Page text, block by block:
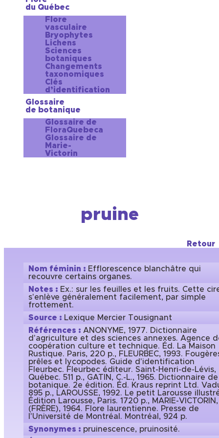
du Québec
Flore
vasculaire
Bryophytes
Lichens
Sciences
botaniques
Changements
taxonomiques
Clés
d’identification
Glossaire
de botanique
Glossaire de
FloraQuebeca
Glossaire de
Marie-
Victorin
pruine
Retour
Nom féminin : Efflorescence blanchâtre qui
recouvre certains organes.
Notes : Ex.: sur les feuilles et les fruits. Cette
s'enlève généralement facilement, par simple
frottement.
Source : Lexique Mercier Tousignant
Références : ANONYME, 1977. Dictionnaire
d'agriculture et des sciences annexes. Agence
coopération culture et technique. Éd. La Maison
Rustique. Paris, 220 p., FLEURBEC, 1993.
prêles et lycopodes. Guide d'identification
Fleurbec. Fleurbec éditeur. Saint-Henri-de-Lévis,
Québec. 511 p., GATIN, C.-L., 1965. Dictionnaire de
botanique. 2e édition. Éd. Kraus reprint Ltd.
895 p., LAROUSSE, 1992. Le petit Larousse
Édition Larousse, Paris. 1720 p., MARIE-VICTORIN,
(FRÈRE), 1964. Flore laurentienne. Presse de
l'Université de Montréal. Montréal, 924 p.
Synonymes : pruinescence, pruinosité.